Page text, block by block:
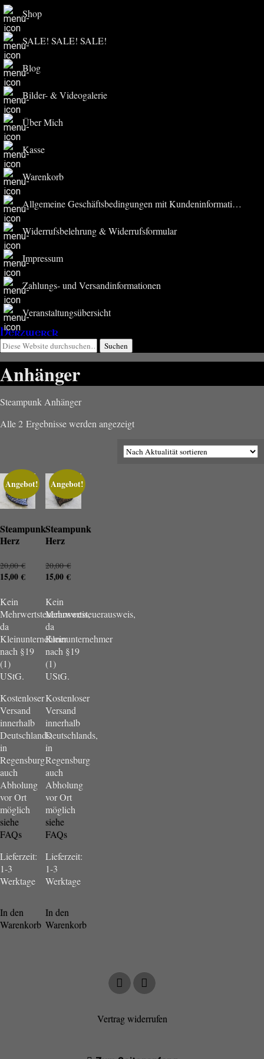
Shop
SALE! SALE! SALE!
Blog
Bilder- & Videogalerie
Über Mich
Kasse
Warenkorb
Allgemeine Geschäftsbedingungen mit Kundeninformationen
Widerrufsbelehrung & Widerrufsformular
Impressum
Zahlungs- und Versandinformationen
Veranstaltungsübersicht
Herzwerck
Anhänger
Steampunk Anhänger
Alle 2 Ergebnisse werden angezeigtNach
sortiert
Angebot!
Steampunk
Herz
20,00€Ursprünglicher
Preis
20,00 €
15,00 €Aktueller
15,00 €.
Kein
Mehrwertsteuerausweis,
da
Kleinunternehmer
nach §19
(1)
UStG.
Kostenloser
Versand
innerhalb
Deutschlands,
in
Regensburg
auch
Abholung
vor Ort
möglich
siehe
FAQs
Lieferzeit:
1-3
Werktage
In den
Warenkorb
Angebot!
Steampunk
Herz
20,00€Ursprünglicher
Preis
15,00€Aktueller
Kein
Mehrwertsteuerausweis,
da
Kleinunternehmer
nach §19
(1)
UStG.
Kostenloser
Versand
innerhalb
Deutschlands,
in
Regensburg
auch
Abholung
vor Ort
möglich
siehe
FAQs
Lieferzeit:
1-3
Werktage
In den
Warenkorb
Vertrag widerrufen